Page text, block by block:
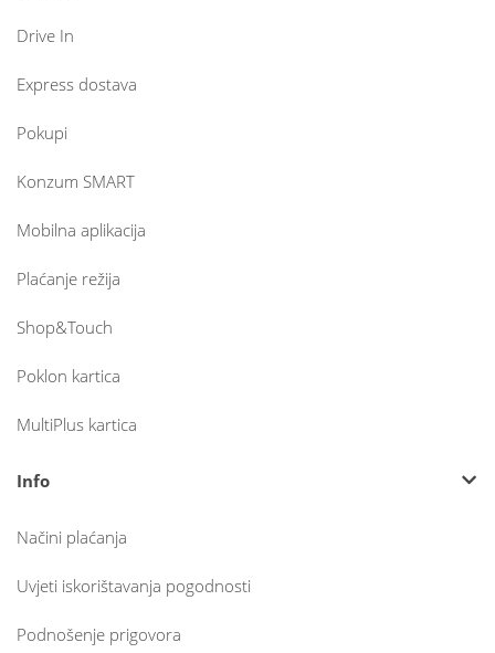
Drive In
Express dostava
Pokupi
Konzum SMART
Mobilna aplikacija
Plaćanje režija
Shop&Touch
Poklon kartica
MultiPlus kartica
Info
Načini plaćanja
Uvjeti iskorištavanja pogodnosti
Podnošenje prigovora